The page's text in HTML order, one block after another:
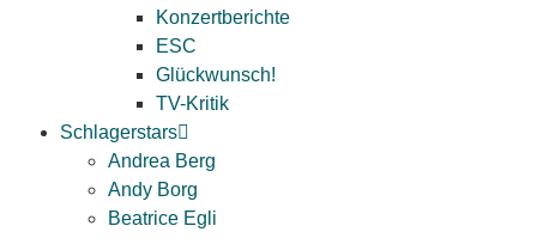
Konzertberichte
ESC
Glückwunsch!
TV-Kritik
Schlagerstars
Andrea Berg
Andy Borg
Beatrice Egli